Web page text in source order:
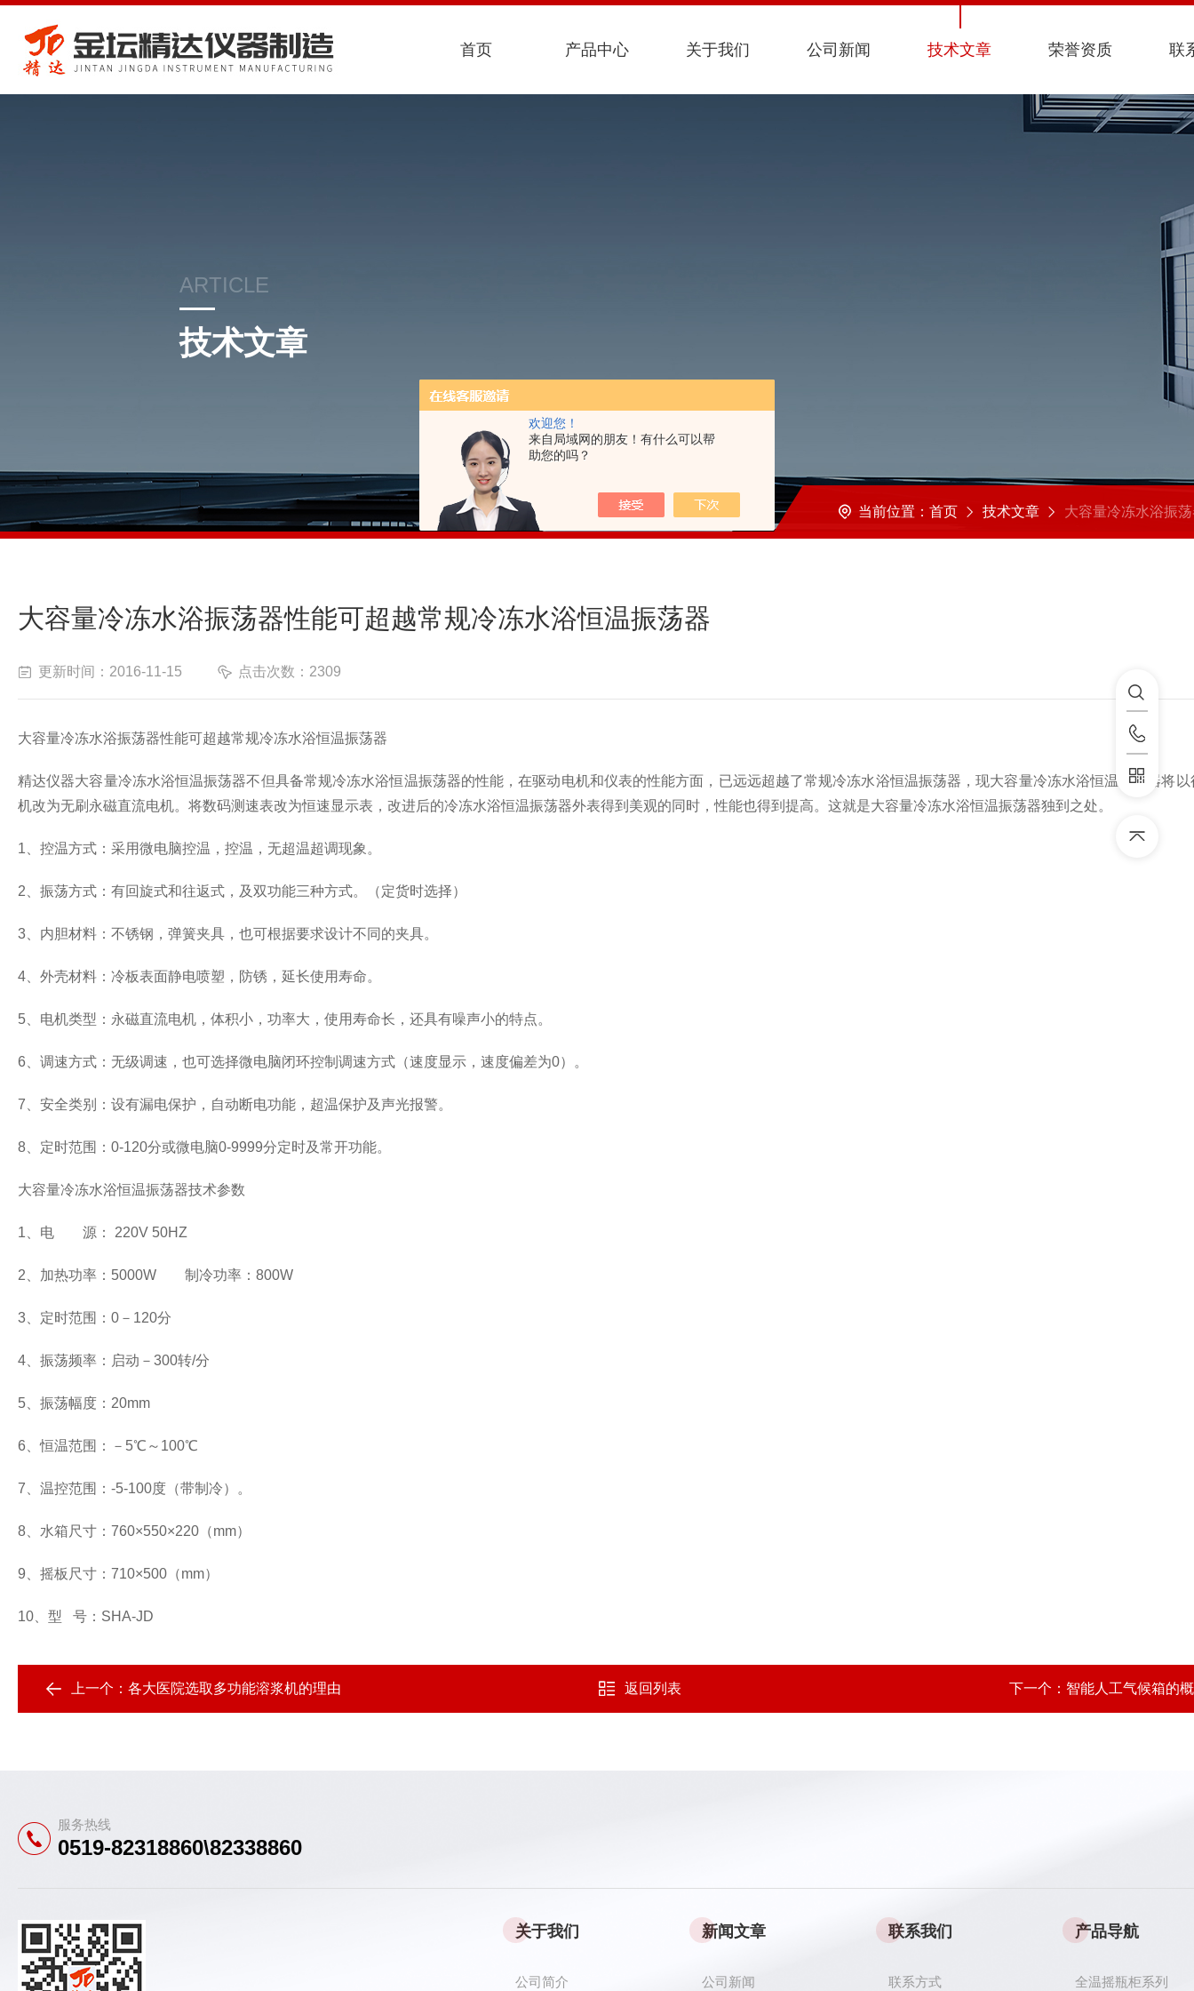
欢迎您！
来自局域网的朋友！有什么可以帮
助您的吗？
首页 产品中心 关于我们 公司新闻 技术文章 荣誉资质 联
ARTICLE
技术文章
当前位置： 首页 技术文章 大容量冷冻水浴振荡器性能可超越常规冷冻水浴恒温
大容量冷冻水浴振荡器性能可超越常规冷冻水浴恒温振荡器
更新时间：2016-11-15 点击次数：2309
大容量冷冻水浴振荡器性能可超越常规冷冻水浴恒温振荡器
精达仪器大容量冷冻水浴恒温振荡器不但具备常规冷冻水浴恒温振荡器的性能，在驱动电机和仪表的性能方面，已远远超越了常规冷冻水浴恒温振荡器，现大容量冷冻水浴恒温振荡器将以
机改为无刷永磁直流电机。将数码测速表改为恒速显示表，改进后的冷冻水浴恒温振荡器外表得到美观的同时，性能也得到提高。这就是大容量冷冻水浴恒温振荡器独到之处。
1 、控温方式：采用微电脑控温，控温，无超温超调现象。
2 、振荡方式：有回旋式和往返式，及双功能三种方式。（定货时选择）
3 、内胆材料：不锈钢，弹簧夹具，也可根据要求设计不同的夹具。
4 、外壳材料：冷板表面静电喷塑，防锈，延长使用寿命。
5 、电机类型：永磁直流电机，体积小，功率大，使用寿命长，还具有噪声小的特点。
6 、调速方式：无级调速，也可选择微电脑闭环控制调速方式（速度显示，速度偏差为0）。
7 、安全类别：设有漏电保护，自动断电功能，超温保护及声光报警。
8 、定时范围： 0-120分或微电脑0-9999分定时及常开功能。
大容量冷冻水浴恒温振荡器技术参数
1 、电 源： 220V 50HZ
2 、加热功率： 5000W 制冷功率： 800W
3 、定时范围： 0 － 120分
4 、振荡频率：启动－ 300转/分
5 、振荡幅度： 20mm
6 、恒温范围：－ 5℃～ 100℃
7 、温控范围： -5-100度（带制冷）。
8 、水箱尺寸： 760×550×220 （mm）
9 、摇板尺寸： 710×500 （mm）
10 、型 号： SHA-JD
上一个： 各大医院选取多功能溶浆机的理由 返回列表 下一个： 智能人工气候箱的
服务热线
0519-82318860\82338860
关于我们
公司简介
新闻文章
公司新闻
联系我们
联系方式
产品导航
全温摇瓶柜系列